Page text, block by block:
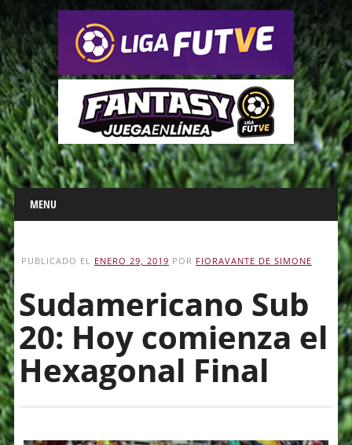
Main menu
Skip
to
content
MENU
PUBLICADO EL ENERO 29, 2019 POR FIORAVANTE DE SIMONE
Sudamericano Sub
20: Hoy comienza el
Hexagonal Final